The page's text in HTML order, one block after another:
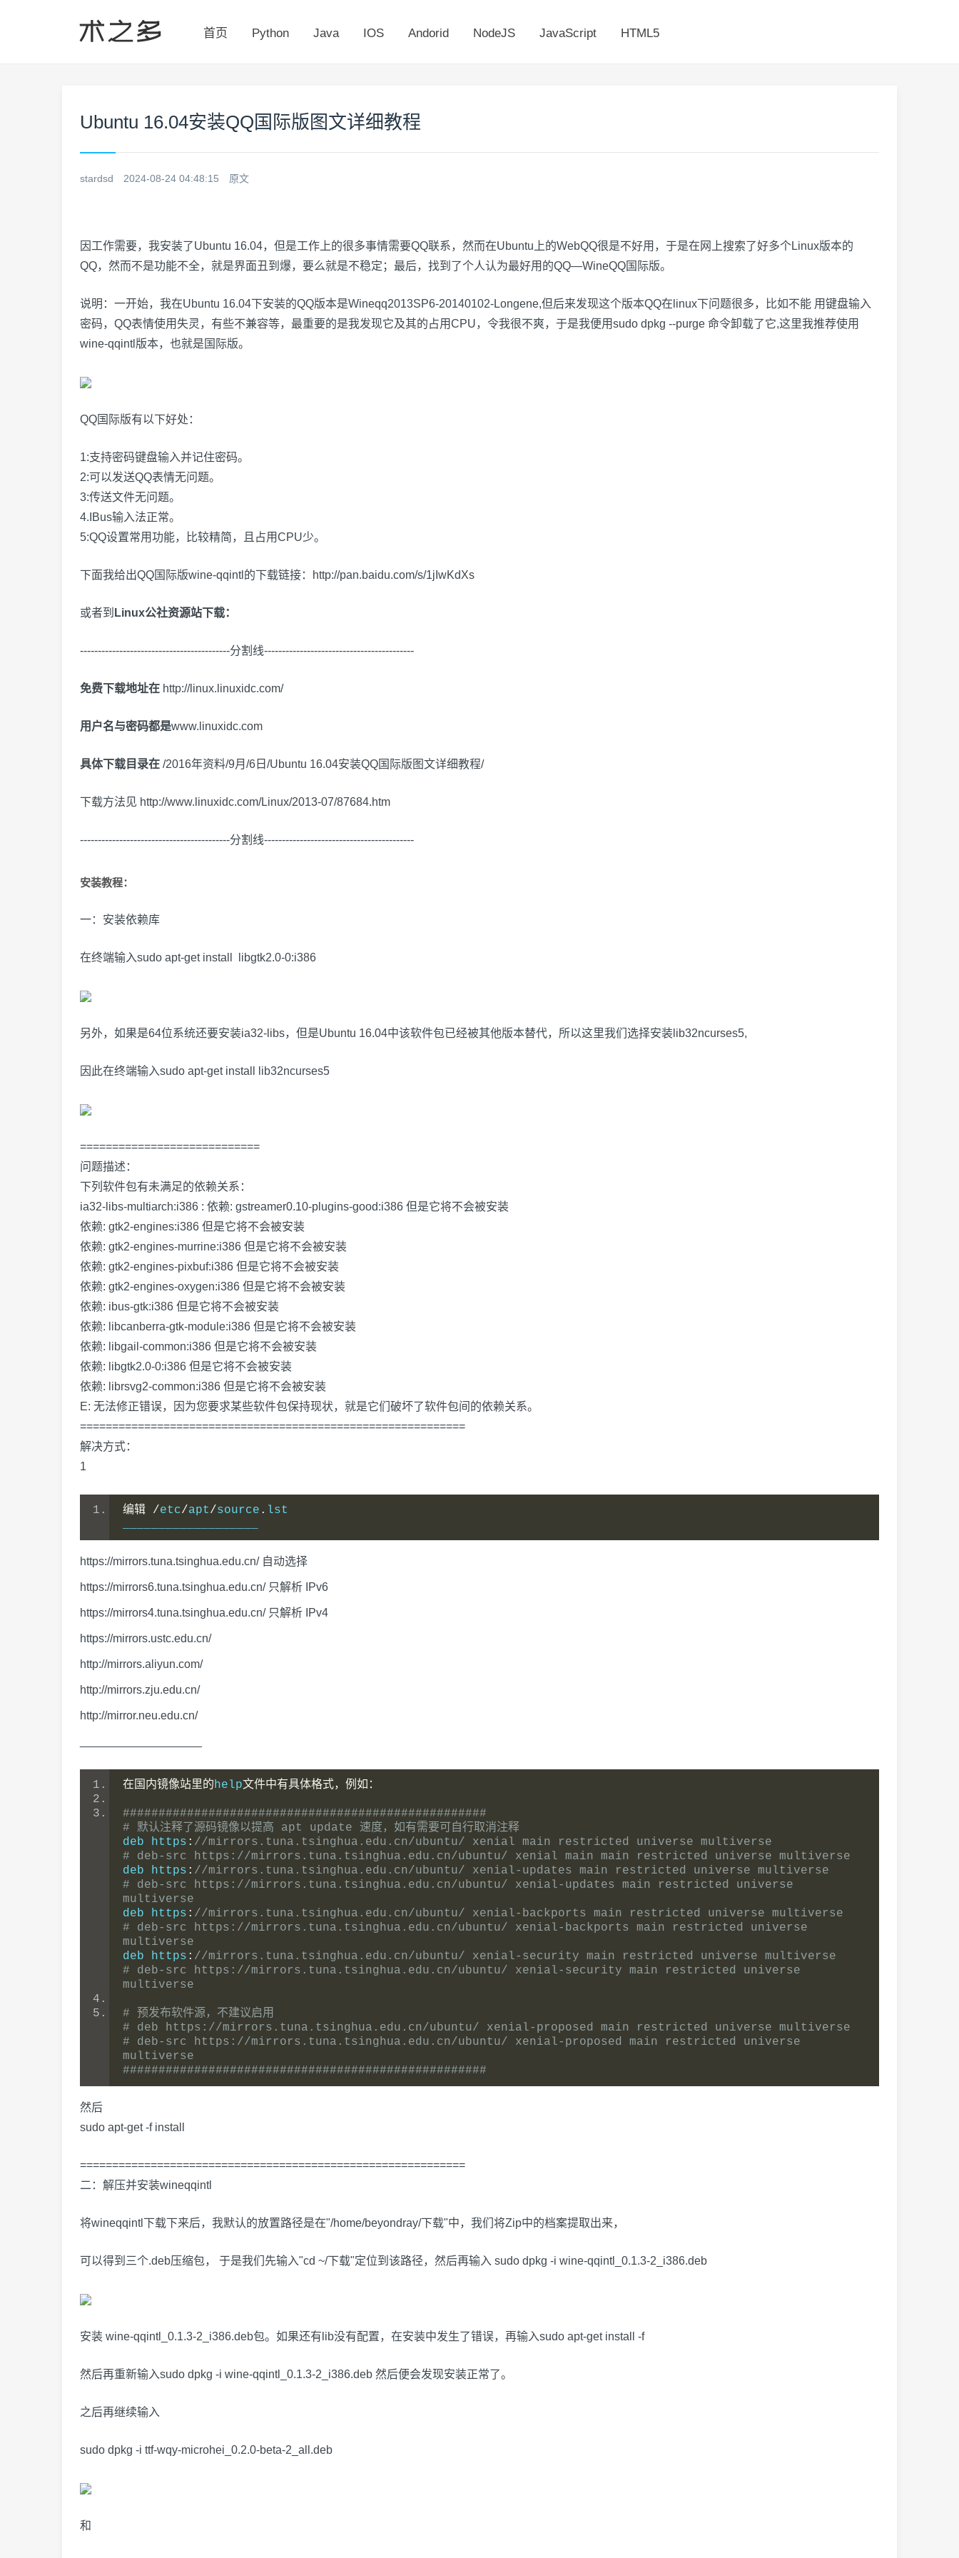
首页 Python Java IOS Andorid NodeJS JavaScript HTML5
Ubuntu 16.04安装QQ国际版图文详细教程
stardsd 2024-08-24 04:48:15 原文
因工作需要，我安装了Ubuntu 16.04，但是工作上的很多事情需要QQ联系，然而在Ubuntu上的WebQQ很是不好用，于是在网上搜索了好多个Linux版本的
QQ，然而不是功能不全，就是界面丑到爆，要么就是不稳定；最后，找到了个人认为最好用的QQ—WineQQ国际版。
说明：一开始，我在Ubuntu 16.04下安装的QQ版本是Wineqq2013SP6-20140102-Longene,但后来发现这个版本QQ在linux下问题很多，比如不能 用键盘输入
密码，QQ表情使用失灵，有些不兼容等，最重要的是我发现它及其的占用CPU，令我很不爽，于是我便用sudo dpkg --purge 命令卸载了它,这里我推荐使用
wine-qqintl版本，也就是国际版。
QQ国际版有以下好处：
1:支持密码键盘输入并记住密码。
2:可以发送QQ表情无问题。
3:传送文件无问题。
4.IBus输入法正常。
5:QQ设置常用功能，比较精简，且占用CPU少。
下面我给出QQ国际版wine-qqintl的下载链接： http://pan.baidu.com/s/1jIwKdXs
或者到 Linux公社资源站下载：
------------------------------------------分割线------------------------------------------
免费下载地址在 http://linux.linuxidc.com/
用户名与密码都是www.linuxidc.com
具体下载目录在 /2016年资料/9月/6日/Ubuntu 16.04安装QQ国际版图文详细教程/
下载方法见 http://www.linuxidc.com/Linux/2013-07/87684.htm
------------------------------------------分割线------------------------------------------
安装教程：
一：安装依赖库
在终端输入sudo apt-get install libgtk2.0-0:i386
另外，如果是64位系统还要安装ia32-libs，但是Ubuntu 16.04中该软件包已经被其他版本替代，所以这里我们选择安装lib32ncurses5,
因此在终端输入sudo apt-get install lib32ncurses5
============================
问题描述：
下列软件包有未满足的依赖关系：
ia32-libs-multiarch:i386 : 依赖: gstreamer0.10-plugins-good:i386 但是它将不会被安装
依赖: gtk2-engines:i386 但是它将不会被安装
依赖: gtk2-engines-murrine:i386 但是它将不会被安装
依赖: gtk2-engines-pixbuf:i386 但是它将不会被安装
依赖: gtk2-engines-oxygen:i386 但是它将不会被安装
依赖: ibus-gtk:i386 但是它将不会被安装
依赖: libcanberra-gtk-module:i386 但是它将不会被安装
依赖: libgail-common:i386 但是它将不会被安装
依赖: libgtk2.0-0:i386 但是它将不会被安装
依赖: librsvg2-common:i386 但是它将不会被安装
E: 无法修正错误，因为您要求某些软件包保持现状，就是它们破坏了软件包间的依赖关系。
============================================================
解决方式：
1
编辑 /etc/apt/source . lst
https://mirrors.tuna.tsinghua.edu.cn/自动选择
https://mirrors6.tuna.tsinghua.edu.cn/只解析 IPv6
https://mirrors4.tuna.tsinghua.edu.cn/只解析 IPv4
https://mirrors.ustc.edu.cn/
http://mirrors.aliyun.com/
http://mirrors.zju.edu.cn/
http://mirror.neu.edu.cn/
在国内镜像站里的help文件中有具体格式，例如：
###################################################
# 默认注释了源码镜像以提高 apt update 速度，如有需要可自行取消注释
deb https : //mirrors.tuna.tsinghua.edu.cn/ubuntu/ xenial main restricted universe multiverse
# deb-src https://mirrors.tuna.tsinghua.edu.cn/ubuntu/ xenial main main restricted universe multiverse
deb https : //mirrors.tuna.tsinghua.edu.cn/ubuntu/ xenial-updates main restricted universe multiverse
# deb-src https://mirrors.tuna.tsinghua.edu.cn/ubuntu/ xenial-updates main restricted universe
multiverse
deb https : //mirrors.tuna.tsinghua.edu.cn/ubuntu/ xenial-backports main restricted universe multiverse
# deb-src https://mirrors.tuna.tsinghua.edu.cn/ubuntu/ xenial-backports main restricted universe
multiverse
deb https : //mirrors.tuna.tsinghua.edu.cn/ubuntu/ xenial-security main restricted universe multiverse
# deb-src https://mirrors.tuna.tsinghua.edu.cn/ubuntu/ xenial-security main restricted universe
multiverse
# 预发布软件源，不建议启用
# deb https://mirrors.tuna.tsinghua.edu.cn/ubuntu/ xenial-proposed main restricted universe multiverse
# deb-src https://mirrors.tuna.tsinghua.edu.cn/ubuntu/ xenial-proposed main restricted universe
multiverse
###################################################
然后
sudo apt-get -f install
============================================================
二：解压并安装wineqqintl
将wineqqintl下载下来后，我默认的放置路径是在"/home/beyondray/下载"中，我们将Zip中的档案提取出来，
可以得到三个.deb压缩包， 于是我们先输入"cd ~/下载"定位到该路径，然后再输入 sudo dpkg -i wine-qqintl_0.1.3-2_i386.deb
安装 wine-qqintl_0.1.3-2_i386.deb包。如果还有lib没有配置，在安装中发生了错误，再输入sudo apt-get install -f
然后再重新输入sudo dpkg -i wine-qqintl_0.1.3-2_i386.deb 然后便会发现安装正常了。
之后再继续输入
sudo dpkg -i ttf-wqy-microhei_0.2.0-beta-2_all.deb
和